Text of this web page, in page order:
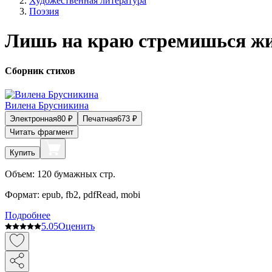
Поэзия
Лишь на краю стремишься
Сборник стихов
Вилена Брусникина
Электронная80 ₽ Печатная673 ₽
Читать фрагмент
Купить
Объем: 120 бумажных стр.
Формат: epub, fb2, pdfRead, mobi
Подробнее
5.05Оценить